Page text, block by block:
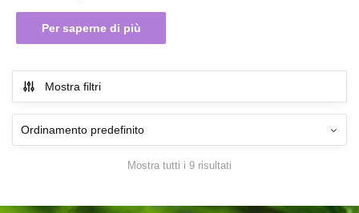
Per saperne di più
Mostra filtri
Mostra tutti i 9 risultati